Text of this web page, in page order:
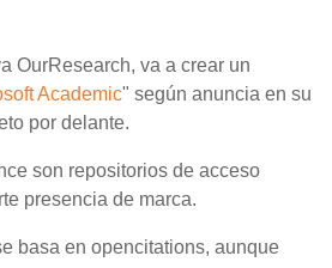
OurResearch, va a crear un
Academic" según anuncia en su
por delante.
son repositorios de acceso
presencia de marca.
basa en opencitations, aunque